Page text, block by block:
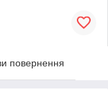
повернення